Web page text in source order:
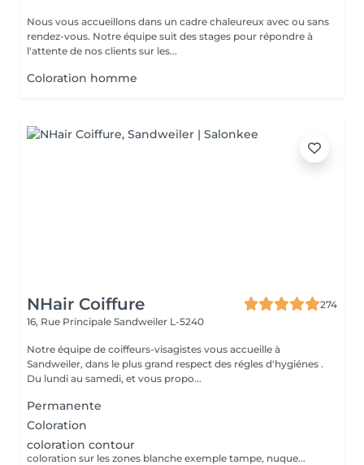
Nous vous accueillons dans un cadre chaleureux avec ou sans
rendez-vous. Notre équipe suit des stages pour répondre à
l'attente de nos clients sur les...
Coloration homme
NHair Coiffure
274
16, Rue Principale Sandweiler L-5240
Notre équipe de coiffeurs-visagistes vous accueille à
Sandweiler, dans le plus grand respect des régles d'hygiénes .
Du lundi au samedi, et vous propo...
Permanente
Coloration
coloration contour
coloration sur les zones blanche exemple tampe, nuque...